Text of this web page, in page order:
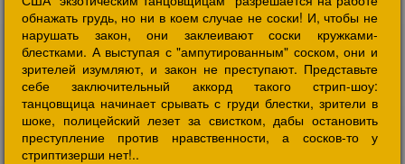
обнажать грудь, но ни в коем случае не соски! И, чтобы не
нарушать закон, они заклеивают соски кружками-
блестками. А выступая с "ампутированным" соском, они и
зрителей изумляют, и закон не преступают. Представьте
себе заключительный аккорд такого стрип-шоу:
танцовщица начинает срывать с груди блестки, зрители в
шоке, полицейский лезет за свистком, дабы остановить
преступление против нравственности, а сосков-то у
стриптизерши нет!..